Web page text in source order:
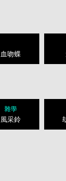
血吻蝶
雜學
風采鈴